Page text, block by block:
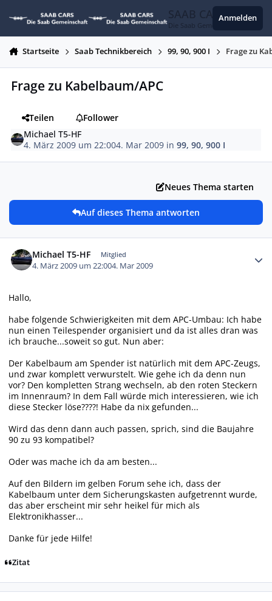
SAAB CARS
Die Saab Gemeinschaft
Anmelden
Startseite Saab Technikbereich 99, 90, 900 I Frage zu
Frage zu Kabelbaum/APC
Teilen
Follower
Michael T5-HF
4. März 2009 um 22:004. Mar 2009 in99, 90, 900 I
Neues Thema starten
Auf dieses Thema antworten
Michael T5-HF Mitglied
4. März 2009 um 22:004. Mar 2009
Hallo,
habe folgende Schwierigkeiten mit dem APC-Umbau: Ich habe
nun einen Teilespender organisiert und da ist alles dran was
ich brauche...soweit so gut. Nun aber:
Der Kabelbaum am Spender ist natürlich mit dem APC-Zeugs,
und zwar komplett verwurstelt. Wie gehe ich da denn nun
vor? Den kompletten Strang wechseln, ab den roten Steckern
im Innenraum? In dem Fall würde mich interessieren, wie ich
diese Stecker löse????! Habe da nix gefunden...
Wird das denn dann auch passen, sprich, sind die Baujahre
90 zu 93 kompatibel?
Oder was mache ich da am besten...
Auf den Bildern im gelben Forum sehe ich, dass der
Kabelbaum unter dem Sicherungskasten aufgetrennt wurde,
das aber erscheint mir sehr heikel für mich als
Elektronikhasser...
Danke für jede Hilfe!
Zitat